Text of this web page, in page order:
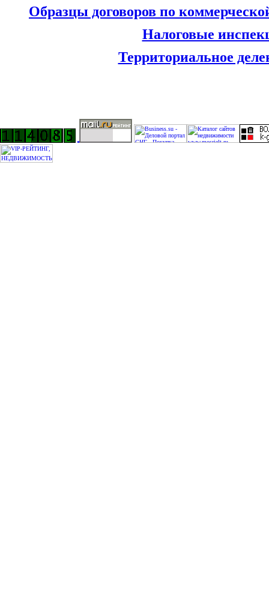
Образцы договоров по
Налоговые
Территориальное